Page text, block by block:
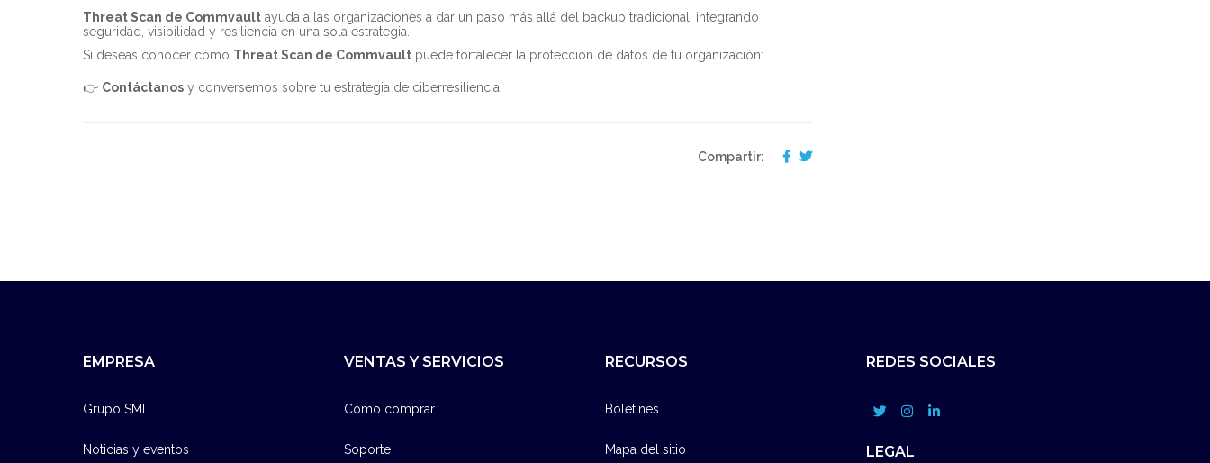
Threat Scan de Commvault ayuda a las organizaciones a dar un paso más allá del backup tradicional, integrando
seguridad, visibilidad y resiliencia en una sola estrategia.
Si deseas conocer cómo Threat Scan de Commvault puede fortalecer la protección de datos de tu organización:
👉 Contáctanos y conversemos sobre tu estrategia de ciberresiliencia.
Compartir:
EMPRESA
Grupo SMI
Noticias y eventos
VENTAS Y SERVICIOS
Cómo comprar
Soporte
RECURSOS
Boletines
Mapa del sitio
REDES SOCIALES
LEGAL